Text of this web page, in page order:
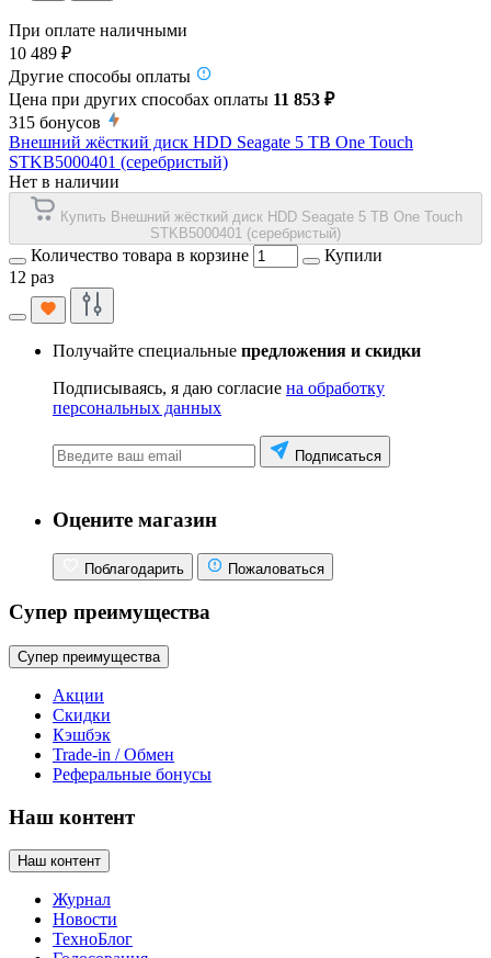
При оплате наличными
10 489 ₽
Другие способы оплаты
Цена при других способах оплаты 11 853 ₽
315 бонусов
Внешний жёсткий диск HDD Seagate 5 TB One Touch
STKB5000401 (серебристый)
Нет в наличии
Купить Внешний жёсткий диск HDD Seagate 5 TB One Touch
STKB5000401 (серебристый)
Количество товара в корзине
Купили
12 раз
Получайте специальные предложения и скидки
Подписываясь, я даю согласие на обработку
персональных данных
Подписаться
Оцените магазин
Поблагодарить Пожаловаться
Супер преимущества
Супер преимущества
Акции
Скидки
Кэшбэк
Trade-in / Обмен
Реферальные бонусы
Наш контент
Наш контент
Журнал
Новости
ТехноБлог